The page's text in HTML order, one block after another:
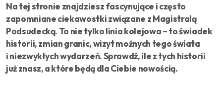
Na tej stronie znajdziesz fascynujące i często
zapomniane ciekawostki związane z Magistralą
Podsudecką. To nie tylko linia kolejowa – to świadek
historii, zmian granic, wizyt możnych tego świata
i niezwykłych wydarzeń. Sprawdź, ile z tych historii
już znasz, a które będą dla Ciebie nowością.